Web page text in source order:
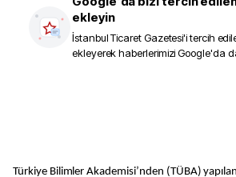
ekleyin
İstanbul Ticaret Gazetesi'i tercih
ekleyerek haberlerimizi Google'da
Türkiye Bilimler Akademisi’nden (TÜBA)